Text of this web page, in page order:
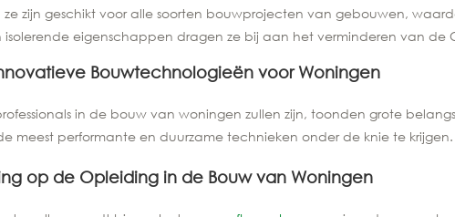
ze zijn geschikt voor alle soorten bouwprojecten van gebouwen,
isolerende eigenschappen dragen ze bij aan het verminderen van
Bouwtechnologieën voor Woningen
in de bouw van woningen zullen zijn, toonden grote
meest performante en duurzame technieken onder de knie te krijgen.
op de Opleiding in de Bouw van Woningen